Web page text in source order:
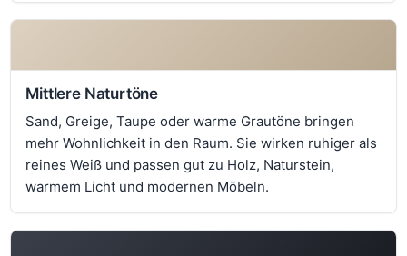
Mittlere Naturtöne
Sand, Greige, Taupe oder warme Grautöne bringen
mehr Wohnlichkeit in den Raum. Sie wirken ruhiger als
reines Weiß und passen gut zu Holz, Naturstein,
warmem Licht und modernen Möbeln.